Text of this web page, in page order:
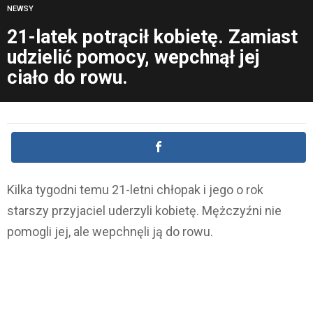
NEWSY
21-latek potrącił kobietę. Zamiast
udzielić pomocy, wepchnął jej
ciało do rowu.
Kilka tygodni temu 21-letni chłopak i jego o rok
starszy przyjaciel uderzyli kobietę. Mężczyźni nie
pomogli jej, ale wepchnęli ją do rowu.